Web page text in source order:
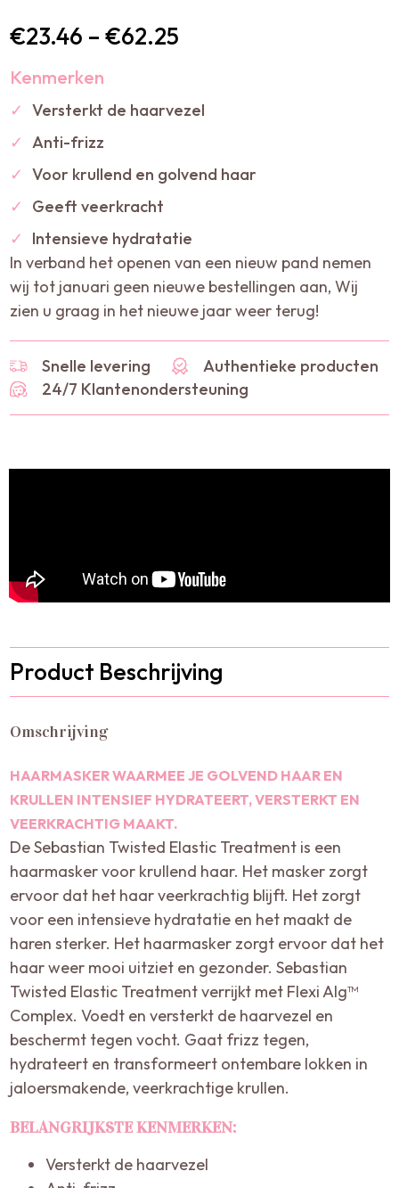
€23.46 –€62.25
Kenmerken
✓ Versterkt de haarvezel
✓ Anti-frizz
✓ Voor krullend en golvend haar
✓
Geeft veerkracht
✓
Intensieve hydratatie
In verband het openen van een nieuw pand nemen
wij tot januari geen nieuwe bestellingen aan, Wij
zien u graag in het nieuwe jaar weer terug!
Snelle levering
Authentieke producten
24/7 Klantenondersteuning
Product Beschrijving
Omschrijving
HAARMASKER WAARMEE JE GOLVEND HAAR EN
KRULLEN INTENSIEF HYDRATEERT, VERSTERKT EN
VEERKRACHTIG MAAKT.
De Sebastian Twisted Elastic Treatment is een
haarmasker voor krullend haar. Het masker zorgt
ervoor dat het haar veerkrachtig blijft. Het zorgt
voor een intensieve hydratatie en het maakt de
haren sterker. Het haarmasker zorgt ervoor dat het
haar weer mooi uitziet en gezonder. Sebastian
Twisted Elastic Treatment verrijkt met Flexi Alg™
Complex. Voedt en versterkt de haarvezel en
beschermt tegen vocht. Gaat frizz tegen,
hydrateert en transformeert ontembare lokken in
jaloersmakende, veerkrachtige krullen.
BELANGRIJKSTE KENMERKEN:
Versterkt de haarvezel